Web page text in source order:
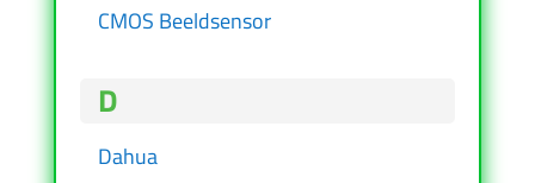
CMOS Beeldsensor
D
Dahua